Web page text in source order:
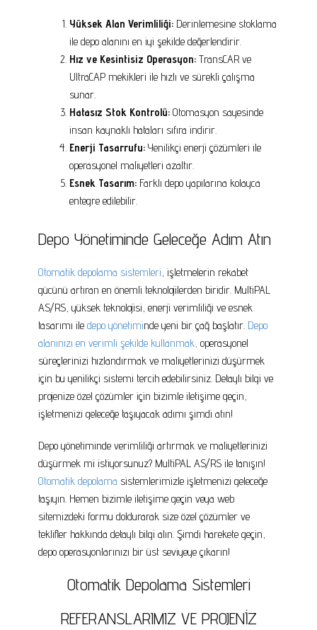
Yüksek Alan Verimliliği: Derinlemesine stoklama
ile depo alanını en iyi şekilde değerlendirir.
Hız ve Kesintisiz Operasyon: TransCAR ve
UltraCAP mekikleri ile hızlı ve sürekli çalışma
sunar.
Hatasız Stok Kontrolü: Otomasyon sayesinde
insan kaynaklı hataları sıfıra indirir.
Enerji Tasarrufu: Yenilikçi enerji çözümleri ile
operasyonel maliyetleri azaltır.
Esnek Tasarım: Farklı depo yapılarına kolayca
entegre edilebilir.
Depo Yönetiminde Geleceğe Adım Atın
Otomatik depolama sistemleri, işletmelerin rekabet
gücünü artıran en önemli teknolojilerden biridir. MultiPAL
AS/RS, yüksek teknolojisi, enerji verimliliği ve esnek
tasarımı ile depo yönetiminde yeni bir çağ başlatır. Depo
alanınızı en verimli şekilde kullanmak, operasyonel
süreçlerinizi hızlandırmak ve maliyetlerinizi düşürmek
için bu yenilikçi sistemi tercih edebilirsiniz. Detaylı bilgi ve
projenize özel çözümler için bizimle iletişime geçin,
işletmenizi geleceğe taşıyacak adımı şimdi atın!
Depo yönetiminde verimliliği artırmak ve maliyetlerinizi
düşürmek mi istiyorsunuz? MultiPAL AS/RS ile tanışın!
Otomatik depolama sistemlerimizle işletmenizi geleceğe
taşıyın. Hemen bizimle iletişime geçin veya web
sitemizdeki formu doldurarak size özel çözümler ve
teklifler hakkında detaylı bilgi alın. Şimdi harekete geçin,
depo operasyonlarınızı bir üst seviyeye çıkarın!
Otomatik Depolama Sistemleri
REFERANSLARIMIZ VE PROJENİZ